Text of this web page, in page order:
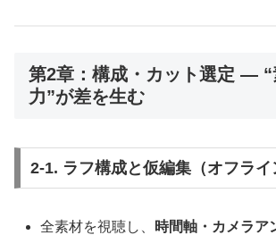
第2章：構成・カット選定 ― “
力”が差を生む
2-1. ラフ構成と仮編集（オフライ
全素材を視聴し、
時間軸・カメラア